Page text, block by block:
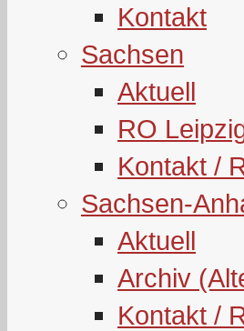
Kontakt
Sachsen
Aktuell
RO
Kontakt /
Sachsen-
Aktuell
Archiv
Kontakt /